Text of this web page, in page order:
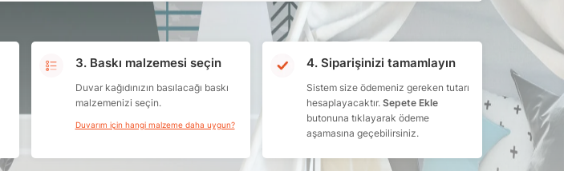
3. Baskı malzemesi seçin
Duvar kağıdınızın basılacağı baskı
malzemenizi seçin.
Duvarım için hangi malzeme daha uygun?
4. Siparişinizi tamamlayın
Sistem size ödemeniz gereken tutarı
hesaplayacaktır.Sepete Ekle
butonuna tıklayarak ödeme
aşamasına geçebilirsiniz.